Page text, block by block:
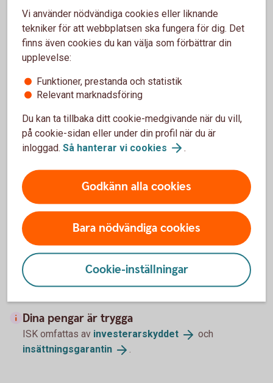
värdepappersbelåning
Från och med 2025 gäller att privatpersoner endast får dra
av ränteutgifter på lån som lämnas mot särskilda former av
räntan är avdragsgill. När det gäller ränteavdrag vid
värdepappersbelåning görs en viktig åtskillnad mellan
belåning av ISK och KF.
Räntan på aktielån är fullt avdragsgill på ett ISK och kan
kvittas mot schablonintäkten, medan ränteavdraget på
kapitalförsäkring togs bort helt från 2026. Skatteverket
motiverar detta med att värdepapperen i en
kapitalförsäkring formellt ägs av försäkringsbolaget och
därför inte kan ställas som säkerhet på det sätt som krävs
för ränteavdrag. För dig som använder
värdepappersbelåning är alltså ISK mer fördelaktigt än KF
för att få avdrag för räntekostnader kopplat till
värdepapperskrediten.
Dina pengar är trygga
ISK omfattas av investerarskyddet
och
insättningsgarantin
Vi använder nödvändiga cookies eller liknande
tekniker för att webbplatsen ska fungera för dig. Det
finns även cookies du kan välja som förbättrar din
upplevelse:
Funktioner, prestanda och statistik
Relevant marknadsföring
Du kan ta tillbaka ditt cookie-medgivande när du vill,
på cookie-sidan eller under din profil när du är
inloggad. Så hanterar vi cookies .
Godkänn alla cookies
Bara nödvändiga cookies
Cookie-inställningar